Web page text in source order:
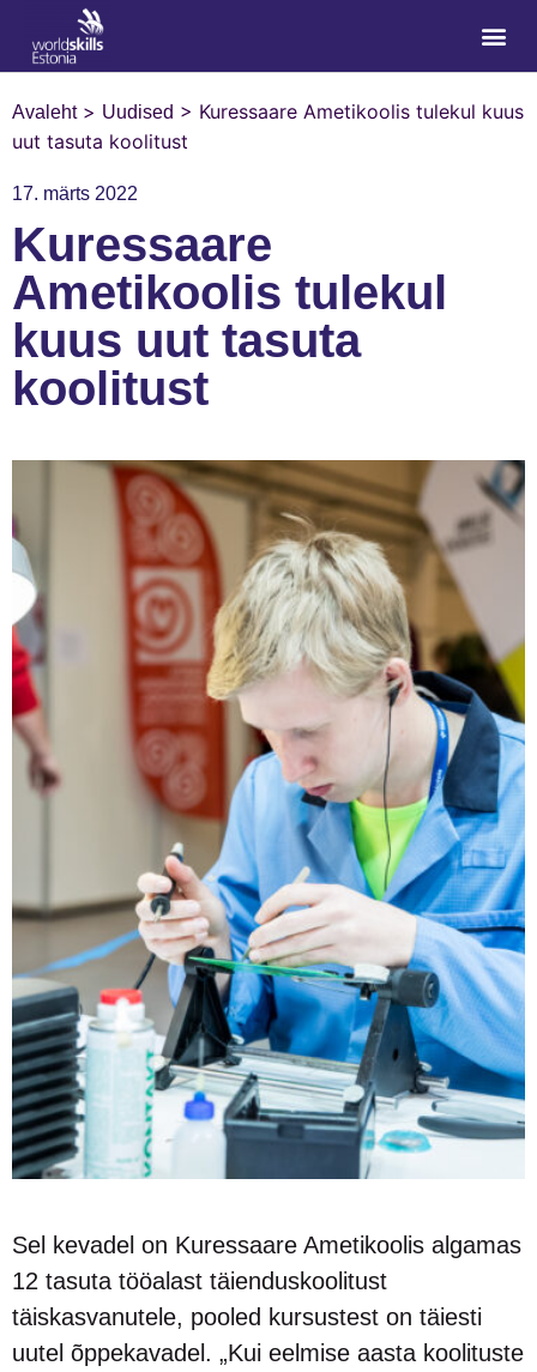
Avaleht> Uudised > Kuressaare Ametikoolis tulekul kuus
uut tasuta koolitust
17. märts 2022
Kuressaare
Ametikoolis tulekul
kuus uut tasuta
koolitust
Sel kevadel on Kuressaare Ametikoolis algamas
12 tasuta tööalast täienduskoolitust
täiskasvanutele, pooled kursustest on täiesti
uutel õppekavadel. „Kui eelmise aasta koolituste